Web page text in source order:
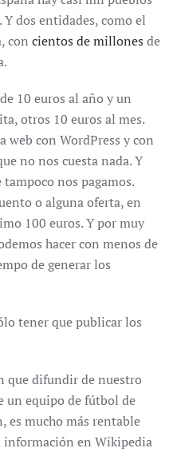
dos entidades, como el
con cientos de millones de
10 euros al año y un
otros 10 euros al mes.
web con WordPress y con
no nos cuesta nada. Y
nos pagamos.
o alguna oferta, en
100 euros. Y por muy
hacer con menos de
de generar los
tener que publicar los
que difundir de nuestro
un equipo de fútbol de
es mucho más rentable
información en Wikipedia